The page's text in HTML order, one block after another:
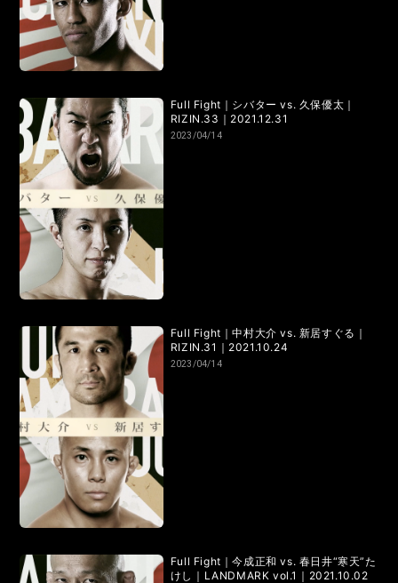
RIZIN.36 RIZIN.35
RIZIN.28 RIZIN.27 RIZIN.26 RIZIN.25
RIZIN.24 RIZIN.23
RIZIN.20 RIZIN.19
RIZIN.15 RIZIN.14
RIZIN.10 RIZIN.9
RIZIN.5 RIZIN.4 RIZIN.3 RIZIN.2
TRIGGER 3rd TRIGGER 2nd
LANDMARK vol.17 LANDMARK vol.16
LANDMARK vol.15 LANDMARK vol.14
LANDMARK vol.13 LANDMARK vol.12
LANDMARK vol.11 LANDMARK vol.10
Full Fight｜シバター vs. 久保優太｜
RIZIN.33｜2021.12.31
2023/04/14
Full Fight｜中村大介 vs. 新居すぐる｜
RIZIN.31｜2021.10.24
2023/04/14
Full Fight｜今成正和 vs. 春日井“寒天”た
けし｜LANDMARK vol.1｜2021.10.02